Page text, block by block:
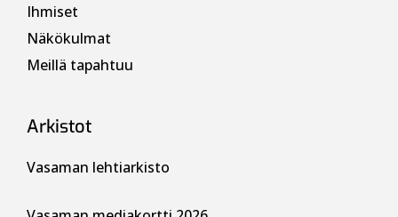
Ihmiset
Näkökulmat
Meillä tapahtuu
Arkistot
Vasaman lehtiarkisto